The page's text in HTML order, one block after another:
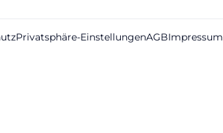
Privatsphäre-EinstellungenAGBImpressum